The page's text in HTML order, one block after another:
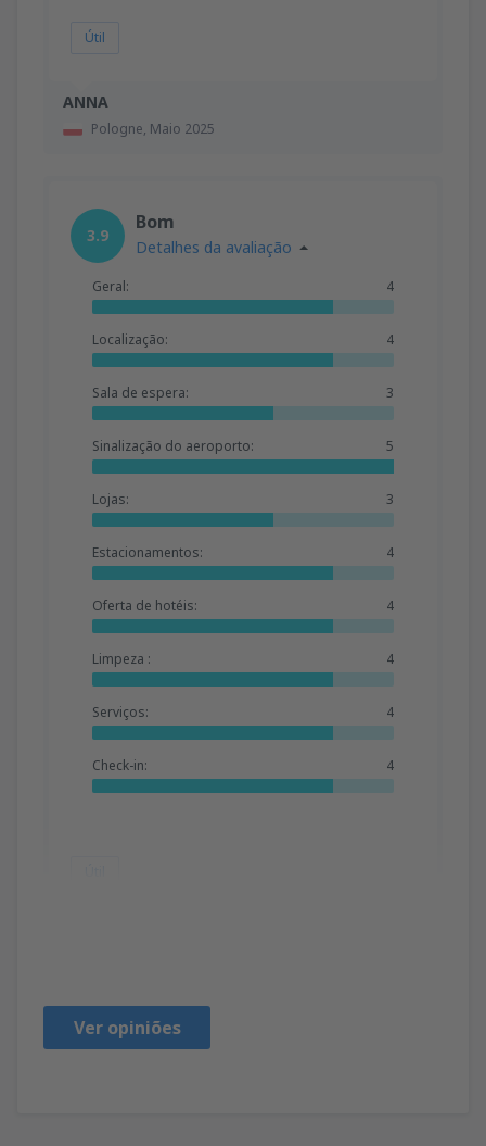
ANNA
Pologne, Maio 2025
Útil
3.9
Bom
Detalhes da avaliação
Geral: 4
Localização: 4
Sala de espera: 3
Sinalização do aeroporto: 5
Lojas: 3
Estacionamentos: 4
Oferta de hotéis: 4
Limpeza : 4
Serviços: 4
Check-in: 4
Ver opiniões